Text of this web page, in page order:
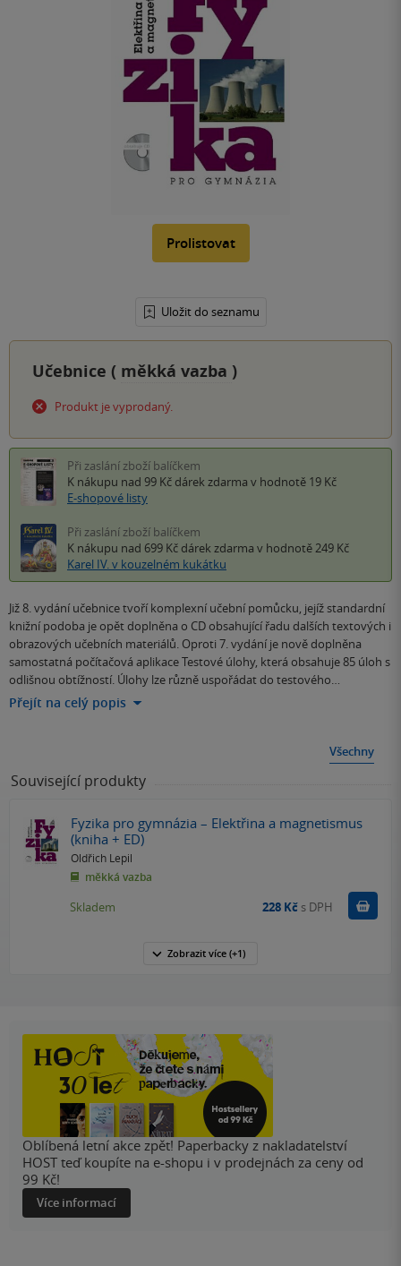
Prolistovat
Uložit do seznamu
Učebnice ( měkká vazba )
Produkt je vyprodaný.
Při zaslání zboží balíčkem
K nákupu nad 99 Kč dárek zdarma v hodnotě 19 Kč
E-shopové listy
Při zaslání zboží balíčkem
K nákupu nad 699 Kč dárek zdarma v hodnotě 249 Kč
Karel IV. v kouzelném kukátku
Již 8. vydání učebnice tvoří komplexní učební pomůcku, jejíž standardní
knižní podoba je opět doplněna o CD obsahující řadu dalších textových i
obrazových učebních materiálů. Oproti 7. vydání je nově doplněna
samostatná počítačová aplikace Testové úlohy, která obsahuje 85 úloh s
odlišnou obtížností. Úlohy lze různě uspořádat do testového…
Přejít na celý popis
Všechny
Související produkty
Fyzika pro gymnázia – Elektřina a magnetismus
(kniha + ED)
Oldřich Lepil
měkká vazba
Skladem 228 Kč s DPH
Zobrazit více (+1)
Oblíbená letní akce zpět! Paperbacky z nakladatelství
HOST teď koupíte na e-shopu i v prodejnách za ceny od
99 Kč!
Více informací